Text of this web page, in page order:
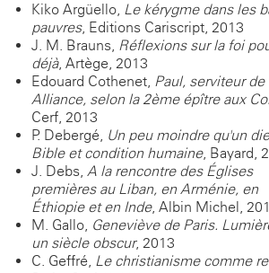
Kiko Argüello, Le kérygme dans les
pauvres, Editions Cariscript, 2013
J. M. Brauns, Réflexions sur la foi
déjà, Artège, 2013
Edouard Cothenet, Paul, serviteur
Alliance, selon la 2ème épître aux
Cerf, 2013
P. Debergé, Un peu moindre qu'un
Bible et condition humaine, Bayard,
J. Debs, A la rencontre des Églises
premières au Liban, en Arménie, en
Éthiopie et en Inde, Albin Michel,
M. Gallo, Geneviève de Paris.
un siècle obscur, 2013
C. Geffré, Le christianisme comme